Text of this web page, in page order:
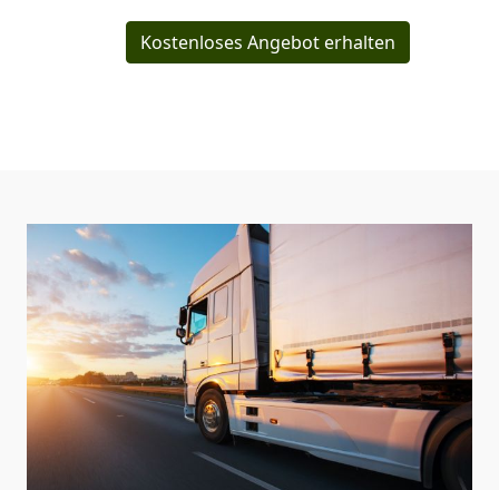
Kostenloses Angebot erhalten